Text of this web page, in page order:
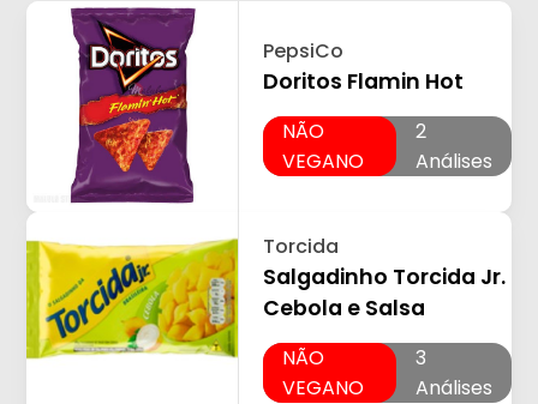
PepsiCo
Doritos Flamin Hot
NÃO
VEGANO
2
Análises
Torcida
Salgadinho Torcida Jr.
Cebola e Salsa
NÃO
VEGANO
3
Análises